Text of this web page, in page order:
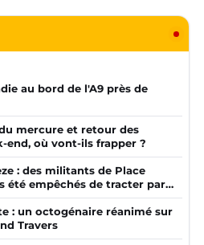
au bord de l'A9 près de
mercure et retour des
end, où vont-ils frapper ?
: des militants de Place
été empêchés de tracter par
: un octogénaire réanimé sur
Travers